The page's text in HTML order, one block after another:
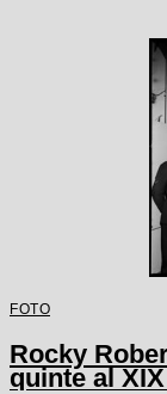
FOTO
Rocky
quinte al